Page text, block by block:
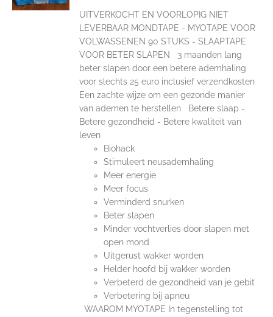
UITVERKOCHT EN VOORLOPIG NIET
LEVERBAAR MONDTAPE - MYOTAPE VOOR
VOLWASSENEN 90 STUKS - SLAAPTAPE
VOOR BETER SLAPEN 3 maanden lang
beter slapen door een betere ademhaling
voor slechts 25 euro inclusief verzendkosten
Een zachte wijze om een gezonde manier
van ademen te herstellen Betere slaap -
Betere gezondheid - Betere kwaliteit van
leven
Biohack
Stimuleert neusademhaling
Meer energie
Meer focus
Verminderd snurken
Beter slapen
Minder vochtverlies door slapen met
open mond
Uitgerust wakker worden
Helder hoofd bij wakker worden
Verbeterd de gezondheid van je gebit
Verbetering bij apneu
WAAROM MYOTAPE In tegenstelling tot